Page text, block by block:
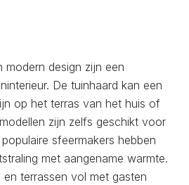
modern design zijn een
De tuinhaard kan een
op het terras van het huis of
zijn zelfs geschikt voor
sfeermakers hebben
met aangename warmte.
terrassen vol met gasten